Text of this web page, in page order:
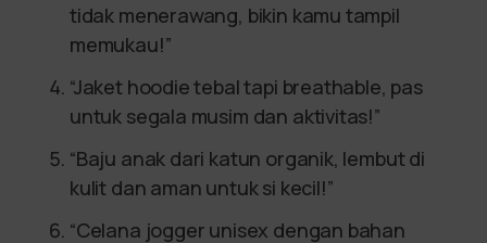
tidak menerawang, bikin kamu tampil
memukau!”
“Jaket hoodie tebal tapi breathable, pas
untuk segala musim dan aktivitas!”
“Baju anak dari katun organik, lembut di
kulit dan aman untuk si kecil!”
“Celana jogger unisex dengan bahan